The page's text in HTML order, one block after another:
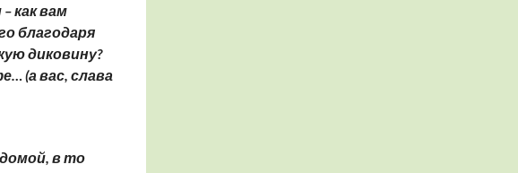
как вам
благодаря
диковину?
(а вас, слава
в то